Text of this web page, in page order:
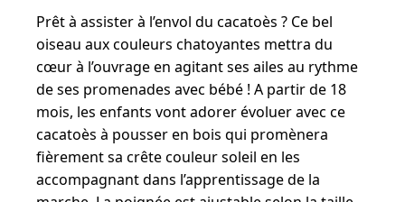
A
POUSSER
WWF
Prêt à assister à l’envol du cacatoès ? Ce bel
oiseau aux couleurs chatoyantes mettra du
cœur à l’ouvrage en agitant ses ailes au rythme
de ses promenades avec bébé ! A partir de 18
mois, les enfants vont adorer évoluer avec ce
cacatoès à pousser en bois qui promènera
fièrement sa crête couleur soleil en les
accompagnant dans l’apprentissage de la